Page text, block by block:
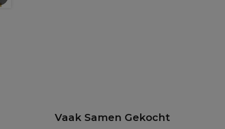
Vaak Samen Gekocht